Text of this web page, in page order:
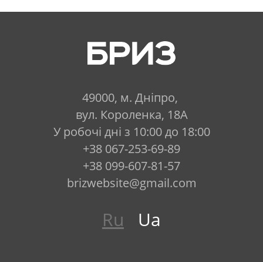
49000, м. Дніпро,
вул. Короленка, 18А
У робочі дні з 10:00 до 18:00
+38 067-253-69-89
+38 099-607-81-57
brizwebsite@gmail.com
Ru Ua